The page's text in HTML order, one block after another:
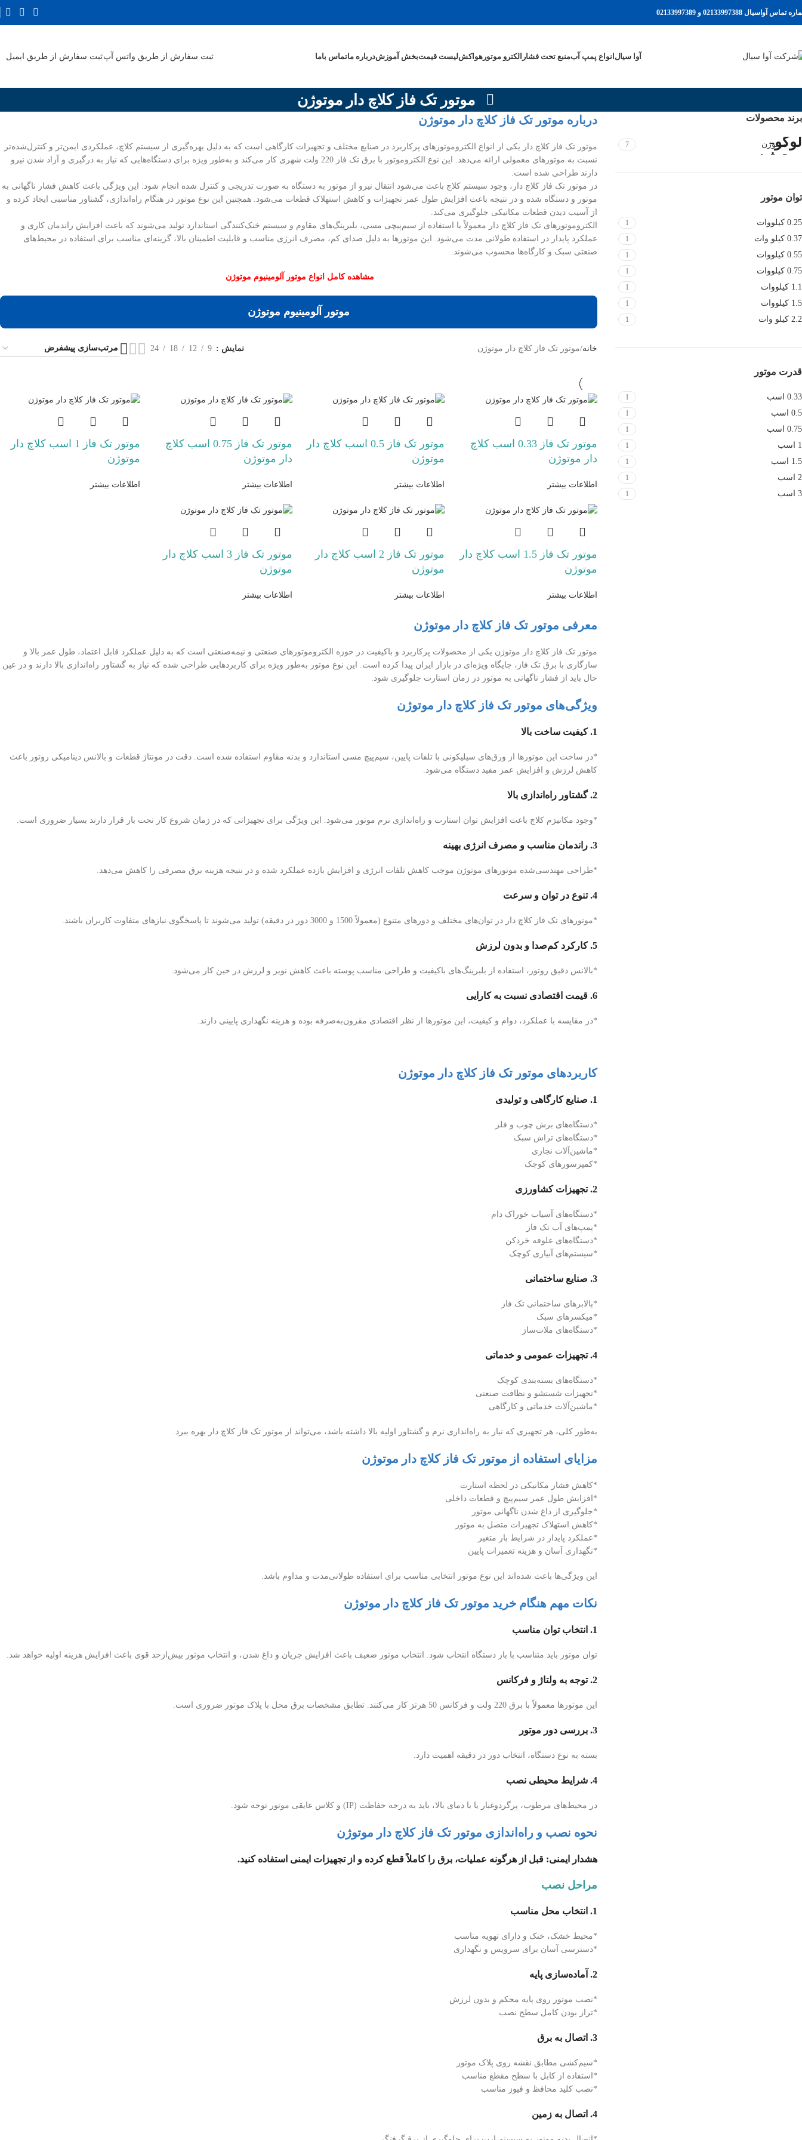
تماس آواسیال 02133997388 و 02133997389
آوا سیال انواع پمپ آبمنبع تحت فشار الکترو موتورهواکشلیست قیمتبخش آموزشدرباره ماتماس باما ثبت سفارش از طریق واتس آپثبت سفارش از طریق ایمیل
موتور تک فاز کلاچ دار موتوژن
برند محصولات
موتوژن 7
توان موتور
0.25 کیلووات 1
0.37 کیلو وات 1
0.55 کیلووات 1
0.75 کیلووات 1
1.1 کیلووات 1
1.5 کیلووات 1
2.2 کیلو وات 1
قدرت موتور
0.33 اسب 1
0.5 اسب 1
0.75 اسب 1
1 اسب 1
1.5 اسب 1
2 اسب 1
3 اسب 1
درباره موتور تک فاز کلاچ دار موتوژن
موتور تک فاز کلاچ دار یکی از انواع الکتروموتورهای پرکاربرد در صنایع مختلف و تجهیزات کارگاهی است که به دلیل بهره‌گیری از سیستم کلاچ، عملکردی ایمن‌تر و کنترل‌شده‌تر
نسبت به موتورهای معمولی ارائه می‌دهد. این نوع الکتروموتور با برق تک فاز 220 ولت شهری کار می‌کند و به‌طور ویژه برای دستگاه‌هایی که نیاز به درگیری و آزاد شدن نیرو
دارند طراحی شده است.
در موتور تک فاز کلاچ دار، وجود سیستم کلاچ باعث می‌شود انتقال نیرو از موتور به دستگاه به صورت تدریجی و کنترل شده انجام شود. این ویژگی باعث کاهش فشار ناگهانی به
موتور و دستگاه شده و در نتیجه باعث افزایش طول عمر تجهیزات و کاهش استهلاک قطعات می‌شود. همچنین این نوع موتور در هنگام راه‌اندازی، گشتاور مناسبی ایجاد کرده و
از آسیب دیدن قطعات مکانیکی جلوگیری می‌کند.
الکتروموتورهای تک فاز کلاچ دار معمولاً با استفاده از سیم‌پیچی مسی، بلبرینگ‌های مقاوم و سیستم خنک‌کنندگی استاندارد تولید می‌شوند که باعث افزایش راندمان کاری و
عملکرد پایدار در استفاده طولانی مدت می‌شود. این موتورها به دلیل صدای کم، مصرف انرژی مناسب و قابلیت اطمینان بالا، گزینه‌ای مناسب برای استفاده در محیط‌های
صنعتی سبک و کارگاه‌ها محسوب می‌شوند.
مشاهده کامل انواع موتور آلومینیوم موتوژن
موتور آلومینیوم موتوژن
خانه موتور تک فاز کلاچ دار موتوژن نمایش 9
12
18
24
موتور تک فاز 0.33 اسب کلاچ
دار موتوژن
اطلاعات بیشتر
موتور تک فاز 0.5 اسب کلاچ دار
موتوژن
اطلاعات بیشتر
موتور تک فاز 0.75 اسب کلاچ
دار موتوژن
اطلاعات بیشتر
موتور تک فاز 1 اسب کلاچ دار
موتوژن
اطلاعات بیشتر
موتور تک فاز 1.5 اسب کلاچ دار
موتوژن
اطلاعات بیشتر
موتور تک فاز 2 اسب کلاچ دار
موتوژن
اطلاعات بیشتر
موتور تک فاز 3 اسب کلاچ دار
موتوژن
اطلاعات بیشتر
معرفی موتور تک فاز کلاچ دار موتوژن
موتور تک فاز کلاچ دار موتوژن یکی از محصولات پرکاربرد و باکیفیت در حوزه الکتروموتورهای صنعتی و نیمه‌صنعتی است که به دلیل عملکرد قابل اعتماد، طول عمر بالا و
سازگاری با برق تک فاز، جایگاه ویژه‌ای در بازار ایران پیدا کرده است. این نوع موتور به‌طور ویژه برای کاربردهایی طراحی شده که نیاز به گشتاور راه‌اندازی بالا دارند و در عین
حال باید از فشار ناگهانی به موتور در زمان استارت جلوگیری شود.
ویژگی‌های موتور تک فاز کلاچ دار موتوژن
1. کیفیت ساخت بالا
*در ساخت این موتورها از ورق‌های سیلیکونی با تلفات پایین، سیم‌پیچ مسی استاندارد و بدنه مقاوم استفاده شده است. دقت در مونتاژ قطعات و بالانس دینامیکی روتور باعث
کاهش لرزش و افزایش عمر مفید دستگاه می‌شود.
2. گشتاور راه‌اندازی بالا
*وجود مکانیزم کلاچ باعث افزایش توان استارت و راه‌اندازی نرم موتور می‌شود. این ویژگی برای تجهیزاتی که در زمان شروع کار تحت بار قرار دارند بسیار ضروری است.
3. راندمان مناسب و مصرف انرژی بهینه
*طراحی مهندسی‌شده موتورهای موتوژن موجب کاهش تلفات انرژی و افزایش بازده عملکرد شده و در نتیجه هزینه برق مصرفی را کاهش می‌دهد.
4. تنوع در توان و سرعت
*موتورهای تک فاز کلاچ دار در توان‌های مختلف و دورهای متنوع (معمولاً 1500 و 3000 دور در دقیقه) تولید می‌شوند تا پاسخگوی نیازهای متفاوت کاربران باشند.
5. کارکرد کم‌صدا و بدون لرزش
*بالانس دقیق روتور، استفاده از بلبرینگ‌های باکیفیت و طراحی مناسب پوسته باعث کاهش نویز و لرزش در حین کار می‌شود.
6. قیمت اقتصادی نسبت به کارایی
*در مقایسه با عملکرد، دوام و کیفیت، این موتورها از نظر اقتصادی مقرون‌به‌صرفه بوده و هزینه نگهداری پایینی دارند.
کاربردهای موتور تک فاز کلاچ دار موتوژن
1. صنایع کارگاهی و تولیدی
*دستگاه‌های برش چوب و فلز
*دستگاه‌های تراش سبک
*ماشین‌آلات نجاری
*کمپرسورهای کوچک
2. تجهیزات کشاورزی
*دستگاه‌های آسیاب خوراک دام
*پمپ‌های آب تک فاز
*دستگاه‌های علوفه خردکن
*سیستم‌های آبیاری کوچک
3. صنایع ساختمانی
*بالابرهای ساختمانی تک فاز
*میکسرهای سبک
*دستگاه‌های ملات‌ساز
4. تجهیزات عمومی و خدماتی
*دستگاه‌های بسته‌بندی کوچک
*تجهیزات شستشو و نظافت صنعتی
*ماشین‌آلات خدماتی و کارگاهی
به‌طور کلی، هر تجهیزی که نیاز به راه‌اندازی نرم و گشتاور اولیه بالا داشته باشد، می‌تواند از موتور تک فاز کلاچ دار بهره ببرد.
مزایای استفاده از موتور تک فاز کلاچ دار موتوژن
*کاهش فشار مکانیکی در لحظه استارت
*افزایش طول عمر سیم‌پیچ و قطعات داخلی
*جلوگیری از داغ شدن ناگهانی موتور
*کاهش استهلاک تجهیزات متصل به موتور
*عملکرد پایدار در شرایط بار متغیر
*نگهداری آسان و هزینه تعمیرات پایین
این ویژگی‌ها باعث شده‌اند این نوع موتور انتخابی مناسب برای استفاده طولانی‌مدت و مداوم باشد.
نکات مهم هنگام خرید موتور تک فاز کلاچ دار موتوژن
1. انتخاب توان مناسب
توان موتور باید متناسب با بار دستگاه انتخاب شود. انتخاب موتور ضعیف باعث افزایش جریان و داغ شدن، و انتخاب موتور بیش‌ازحد قوی باعث افزایش هزینه اولیه خواهد شد.
2. توجه به ولتاژ و فرکانس
این موتورها معمولاً با برق 220 ولت و فرکانس 50 هرتز کار می‌کنند. تطابق مشخصات برق محل با پلاک موتور ضروری است.
3. بررسی دور موتور
بسته به نوع دستگاه، انتخاب دور در دقیقه اهمیت دارد.
4. شرایط محیطی نصب
در محیط‌های مرطوب، پرگردوغبار یا با دمای بالا، باید به درجه حفاظت (IP) و کلاس عایقی موتور توجه شود.
نحوه نصب و راه‌اندازی موتور تک فاز کلاچ دار موتوژن
هشدار ایمنی: قبل از هرگونه عملیات، برق را کاملاً قطع کرده و از تجهیزات ایمنی استفاده کنید.
مراحل نصب
1. انتخاب محل مناسب
*محیط خشک، خنک و دارای تهویه مناسب
*دسترسی آسان برای سرویس و نگهداری
2. آماده‌سازی پایه
*نصب موتور روی پایه محکم و بدون لرزش
*تراز بودن کامل سطح نصب
3. اتصال به برق
*سیم‌کشی مطابق نقشه روی پلاک موتور
*استفاده از کابل با سطح مقطع مناسب
*نصب کلید محافظ و فیوز مناسب
4. اتصال به زمین